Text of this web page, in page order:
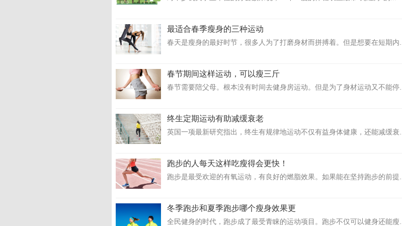
最适合春季瘦身的三种运动
春天是瘦身的最好时节，很多人为了打磨身材而拼搏着。但是想要在短期内...
春节期间这样运动，可以瘦三斤
春节需要陪父母。根本没有时间去健身房运动。但是为了身材运动又不能停...
终生定期运动有助减缓衰老
英国一项最新研究指出，终生有规律地运动不仅有益身体健康，还能减缓衰...
跑步的人每天这样吃瘦得会更快！
跑步是最受欢迎的有氧运动，有良好的燃脂效果。如果能在坚持跑步的前提...
冬季跑步和夏季跑步哪个瘦身效果更
全民健身的时代，跑步成了最受青睐的运动项目。跑步不仅可以健身还能瘦...